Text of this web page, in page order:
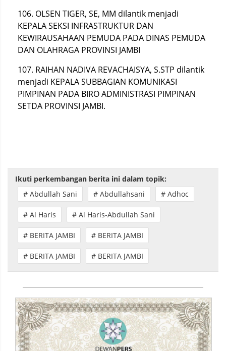
106. OLSEN TIGER, SE, MM dilantik menjadi
KEPALA SEKSI INFRASTRUKTUR DAN
KEWIRAUSAHAAN PEMUDA PADA DINAS PEMUDA
DAN OLAHRAGA PROVINSI JAMBI
107. RAIHAN NADIVA REVACHAISYA, S.STP dilantik
menjadi KEPALA SUBBAGIAN KOMUNIKASI
PIMPINAN PADA BIRO ADMINISTRASI PIMPINAN
SETDA PROVINSI JAMBI.
Ikuti perkembangan berita ini dalam topik:
# Abdullah Sani
# Abdullahsani # Adhoc
# Al Haris # Al Haris-Abdullah Sani
# BERITA JAMBI # BERITA JAMBI
# BERITA JAMBI # BERITA JAMBI